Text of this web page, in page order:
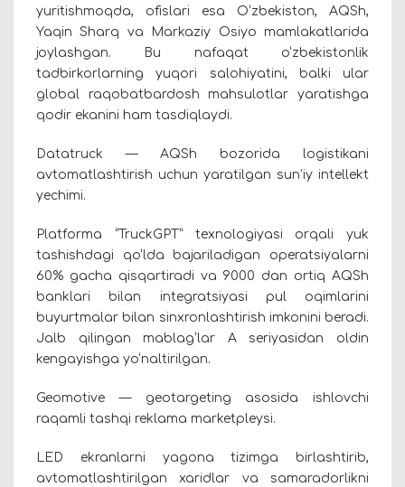
yuritishmoqda, ofislari esa O‘zbekiston, AQSh,
Yaqin Sharq va Markaziy Osiyo mamlakatlarida
joylashgan. Bu nafaqat o‘zbekistonlik
tadbirkorlarning yuqori salohiyatini, balki ular
global raqobatbardosh mahsulotlar yaratishga
qodir ekanini ham tasdiqlaydi.
Datatruck — AQSh bozorida logistikani
avtomatlashtirish uchun yaratilgan sun’iy intellekt
yechimi.
Platforma “TruckGPT” texnologiyasi orqali yuk
tashishdagi qo‘lda bajariladigan operatsiyalarni
60% gacha qisqartiradi va 9000 dan ortiq AQSh
banklari bilan integratsiyasi pul oqimlarini
buyurtmalar bilan sinxronlashtirish imkonini beradi.
Jalb qilingan mablag‘lar A seriyasidan oldin
kengayishga yo‘naltirilgan.
Geomotive — geotargeting asosida ishlovchi
raqamli tashqi reklama marketpleysi.
LED ekranlarni yagona tizimga birlashtirib,
avtomatlashtirilgan xaridlar va samaradorlikni